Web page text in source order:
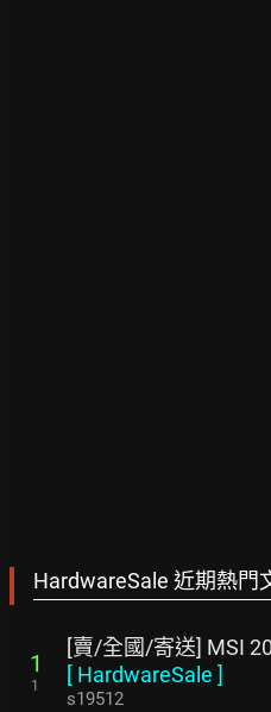
HardwareSale 近期熱門
1
1
[賣/全國/寄送] MSI
[ HardwareSale ]
s19512